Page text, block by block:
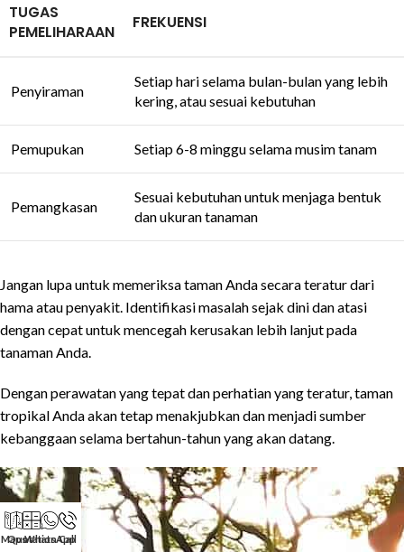
TUGAS
PEMELIHARAAN
FREKUENSI
Penyiraman
Setiap hari selama bulan-bulan yang lebih
kering, atau sesuai kebutuhan
Pemupukan Setiap 6-8 minggu selama musim tanam
Pemangkasan
Sesuai kebutuhan untuk menjaga bentuk
dan ukuran tanaman
Jangan lupa untuk memeriksa taman Anda secara teratur dari
hama atau penyakit. Identifikasi masalah sejak dini dan atasi
dengan cepat untuk mencegah kerusakan lebih lanjut pada
tanaman Anda.
Dengan perawatan yang tepat dan perhatian yang teratur, taman
tropikal Anda akan tetap menakjubkan dan menjadi sumber
kebanggaan selama bertahun-tahun yang akan datang.
Maps
Quotation
WhatsApp
Call